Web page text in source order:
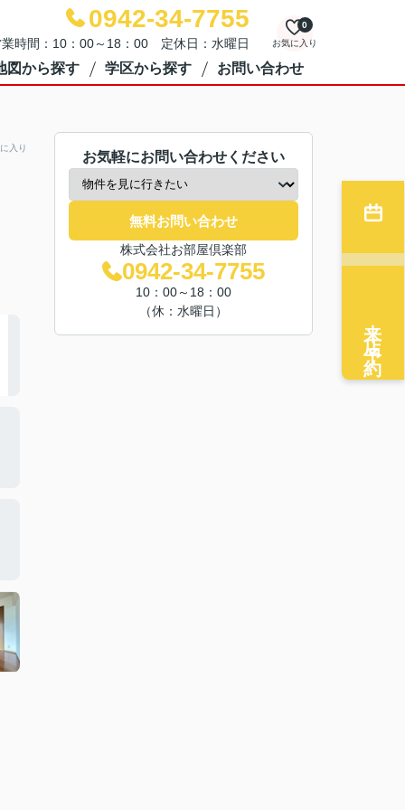
0942-34-7755
時間：10：00～18：00 定休日：水曜日 お気に入り
0
図から探す 学区から探す お問い合わせ
入り
お気軽にお問い合わせください
無料お問い合わせ
株式会社お部屋倶楽部
0942-34-7755
10：00～18：00
（休：水曜日）
来店予約